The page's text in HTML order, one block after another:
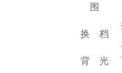
围
换 档
背 光